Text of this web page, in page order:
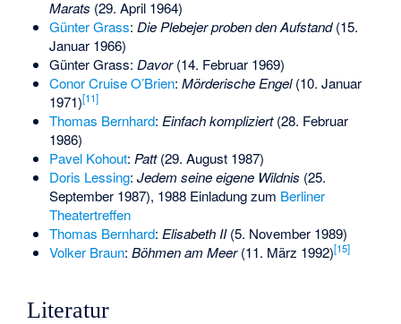
Marats (29. April 1964)
Günter Grass: Die Plebejer proben den Aufstand(15.
Januar 1966)
Günter Grass: Davor(14. Februar 1969)
Conor Cruise O’Brien: Mörderische Engel(10. Januar
1971)[11]
Thomas Bernhard: Einfach kompliziert(28. Februar
1986)
Pavel Kohout: Patt(29. August 1987)
Doris Lessing: Jedem seine eigene Wildnis (25.
September 1987), 1988 Einladung zum Berliner
Theatertreffen
Thomas Bernhard: Elisabeth II(5. November 1989)
Volker Braun: Böhmen am Meer(11. März 1992)[15]
Literatur